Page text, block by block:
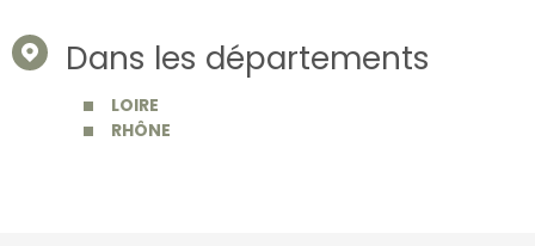
Dans les départements
LOIRE
RHÔNE